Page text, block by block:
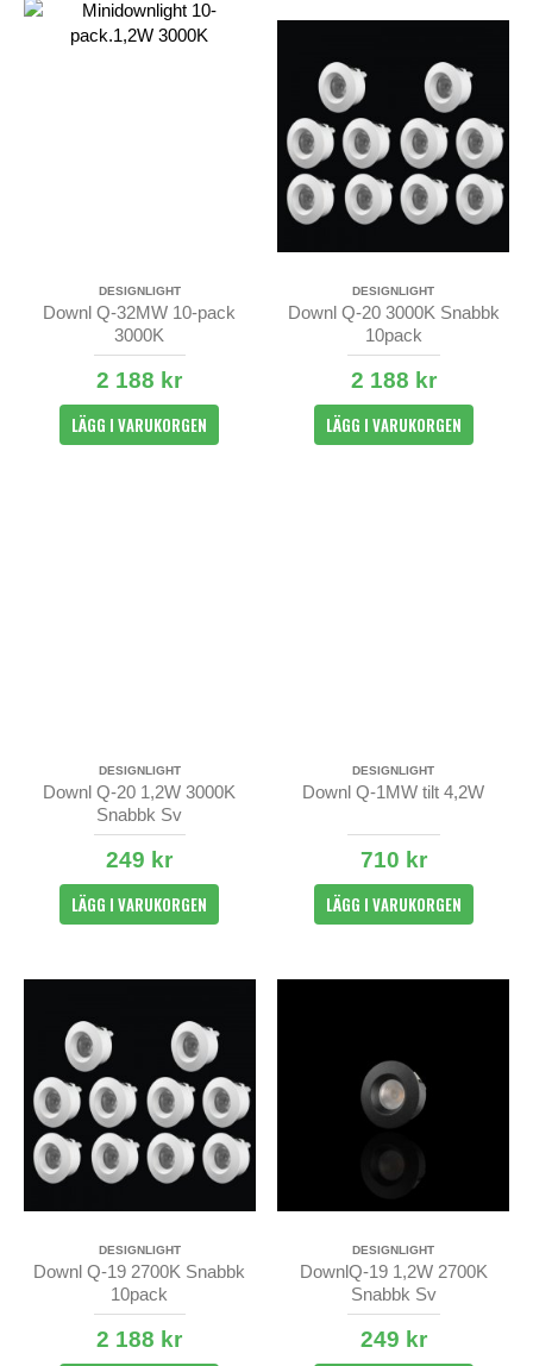
DESIGNLIGHT
Downl Q-32MW 10-pack
3000K
2 188 kr
LÄGG I VARUKORGEN
DESIGNLIGHT
Downl Q-20 3000K Snabbk
10pack
2 188 kr
LÄGG I VARUKORGEN
DESIGNLIGHT
Downl Q-20 1,2W 3000K
Snabbk Sv
249 kr
LÄGG I VARUKORGEN
DESIGNLIGHT
Downl Q-1MW tilt 4,2W
710 kr
LÄGG I VARUKORGEN
DESIGNLIGHT
Downl Q-19 2700K Snabbk
10pack
2 188 kr
DESIGNLIGHT
DownlQ-19 1,2W 2700K
Snabbk Sv
249 kr